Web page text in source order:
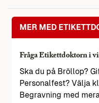
MER MED
Fråga Etikettdoktorn i
Ska du på Bröllop?
Personalfest? Välja
Begravning med